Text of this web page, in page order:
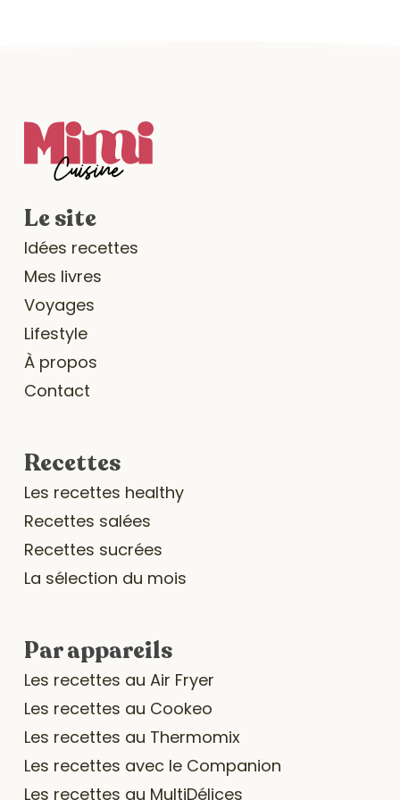
Le site
Idées recettes
Mes livres
Voyages
Lifestyle
À propos
Contact
Recettes
Les recettes healthy
Recettes salées
Recettes sucrées
La sélection du mois
Par appareils
Les recettes au Air Fryer
Les recettes au Cookeo
Les recettes au Thermomix
Les recettes avec le Companion
Les recettes au MultiDélices